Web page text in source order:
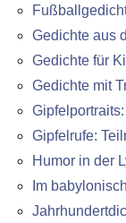
Gedichte aus
Gedichte für
Gedichte mit
Gipfelrufe:
Humor in der
Im